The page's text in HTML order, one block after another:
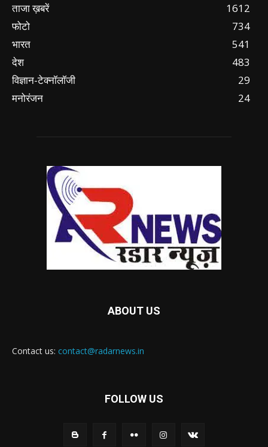
ताजा ख़बरें
1612
फोटो
734
भारत
541
देश
483
विज्ञान-टेक्नॉलॉजी
29
मनोरंजन
24
ABOUT US
Contact us: contact@radarnews.in
FOLLOW US